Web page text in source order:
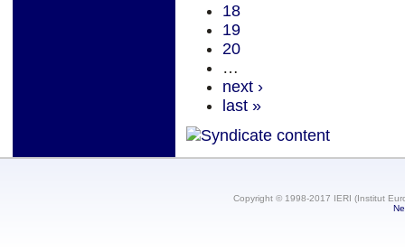
18
19
20
…
next ›
last »
Copyright © 1998-2017 IERI (Institut